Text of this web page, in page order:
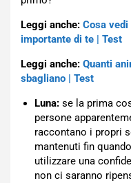
Leggi anche: Cosa vedi
importante di te | Test
Leggi anche: Quanti
sbagliano | Test
Luna: se la prima
persone
raccontano i propri
mantenuti fin
utilizzare una
non ci saranno